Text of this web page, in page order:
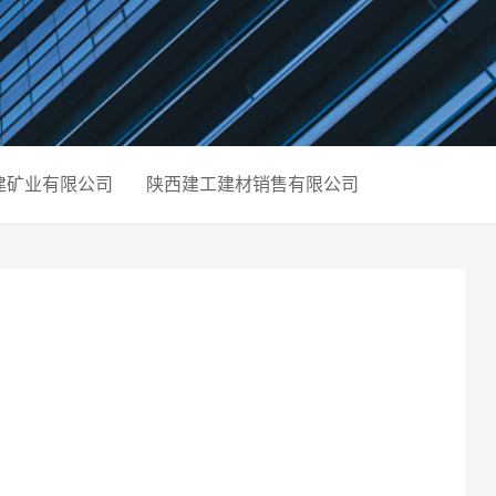
矿业有限公司 陕西建工建材销售有限公司